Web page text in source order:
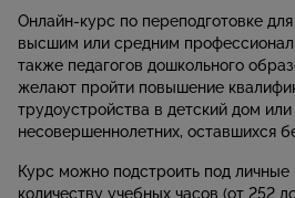
Онлайн-курс по переподготовке
высшим или средним
также педагогов дошкольного
желают пройти повышение
трудоустройства в детский дом
несовершеннолетних, оставшихся
Курс можно подстроить под
количеству учебных часов (от 252